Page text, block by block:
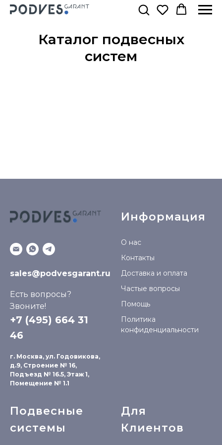
Каталог подвесных
систем
sales@podvesgarant.ru
Есть вопросы?
Звоните!
+7 (495) 664 31
46
г. Москва, ул. Годовикова,
д.9, Строение № 16,
Подъезд № 16.5, Этаж 1,
Помещение № 1.1
Информация
О нас
Контакты
Доставка и оплата
Частые вопросы
Помощь
Политика
конфиденциальности
Подвесные
системы
Для
Клиентов